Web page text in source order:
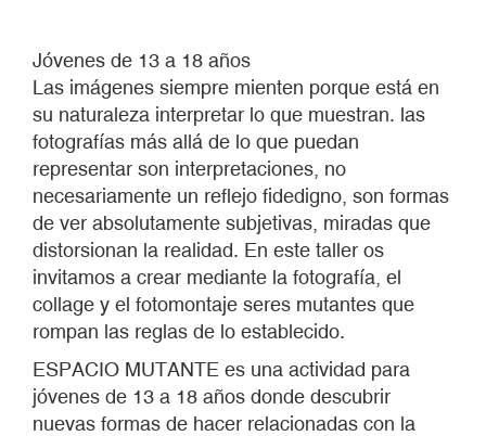
Jóvenes de 13 a 18 años
Las imágenes siempre mienten porque está en
su naturaleza interpretar lo que muestran. las
fotografías más allá de lo que puedan
representar son interpretaciones, no
necesariamente un reflejo fidedigno, son formas
de ver absolutamente subjetivas, miradas que
distorsionan la realidad. En este taller os
invitamos a crear mediante la fotografía, el
collage y el fotomontaje seres mutantes que
rompan las reglas de lo establecido.
ESPACIO MUTANTE es una actividad para
jóvenes de 13 a 18 años donde descubrir
nuevas formas de hacer relacionadas con la